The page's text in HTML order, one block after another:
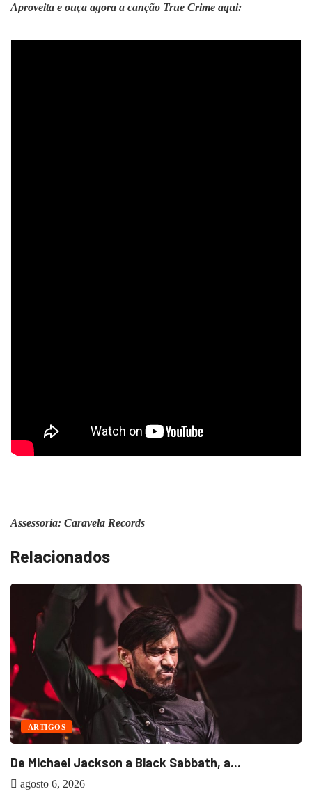
Aproveita e ouça agora a canção True Crime aqui:
Assessoria: Caravela Records
Relacionados
ARTIGOS
De Michael Jackson a Black Sabbath, a...
agosto 6, 2026